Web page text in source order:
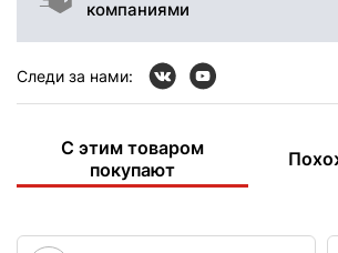
компаниями
Следи за нами:
С этим товаром
покупают